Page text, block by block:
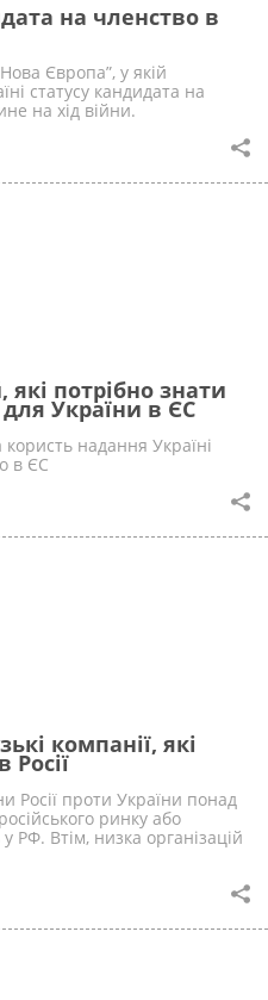
на членство в
Європа”, у якій
статусу кандидата на
на хід війни.
потрібно знати
України в ЄС
надання Україні
в ЄС
компанії, які
Росії проти України понад
ринку або
РФ. Втім, низка організацій